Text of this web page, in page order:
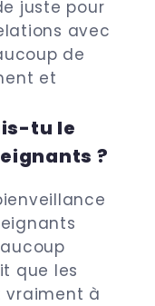
juste pour
avec
de
et
tu le
?
que les
vraiment à